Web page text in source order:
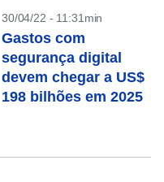
30/04/22 - 11:31min
Gastos com
segurança digital
devem chegar a US$
198 bilhões em 2025